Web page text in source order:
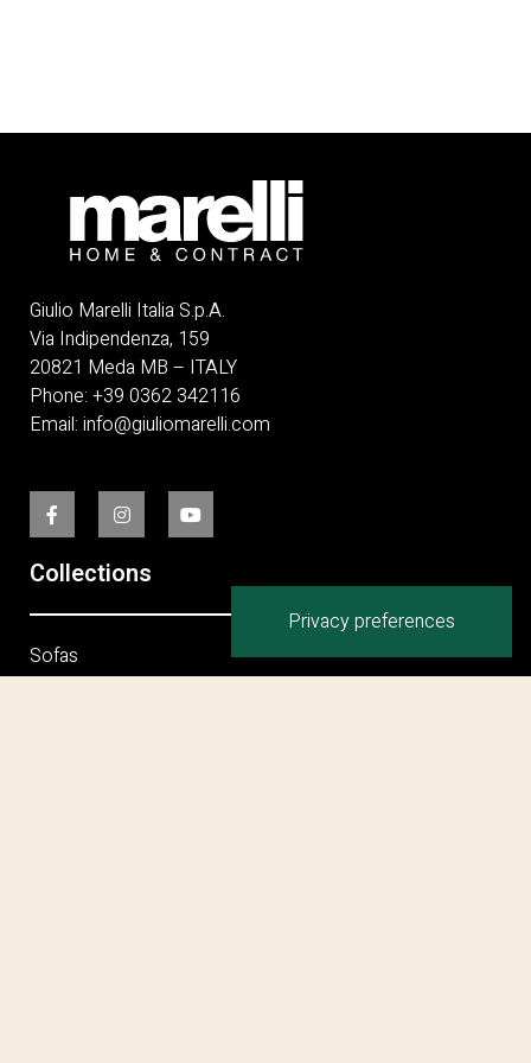
Giulio Marelli Italia S.p.A.
Via Indipendenza, 159
20821 Meda MB – ITALY
Phone: +39 0362 342116
Email: info@giuliomarelli.com
Collections
Sofas